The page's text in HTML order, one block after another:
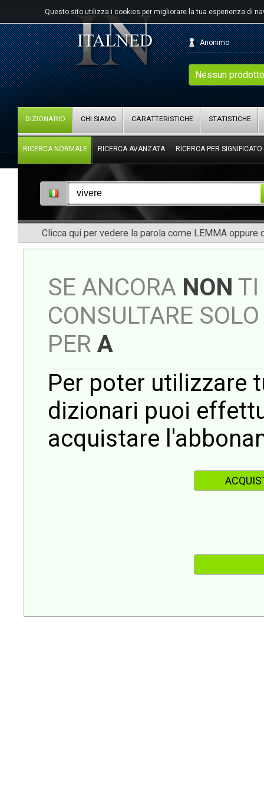
Questo sito utilizza i cookies per migliorare la tua esperienza di
Nessun
Anonimo
DIZIONARIO CHI SIAMO CARATTERISTICHE STATISTICHE
RICERCA NORMALE RICERCA AVANZATA RICERCA PER SIGNIFICATO
Clicca qui per vedere la parola come LEMMA oppure
SE ANCORA NON TI
CONSULTARE
PER A
Per poter utilizzare
dizionari puoi
acquistare